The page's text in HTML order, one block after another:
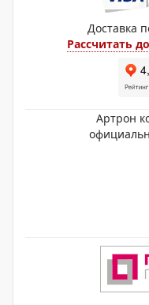
Доставка
Рассчитать
Артрон